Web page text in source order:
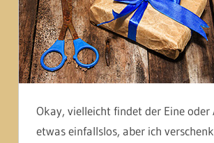
Okay, vielleicht findet der Eine oder
etwas einfallslos, aber ich